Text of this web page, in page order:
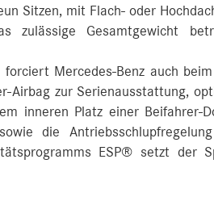
Sitzen, mit Flach- oder
zulässige Gesamtgewicht
forciert Mercedes-Benz auch
Airbag zur Serienausstattung,
inneren Platz einer Beifahrer-
die
ESP® setzt